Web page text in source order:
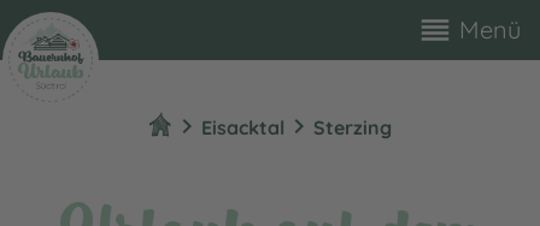
reorder Menü
chevron_right Eisacktal chevron_right Sterzing